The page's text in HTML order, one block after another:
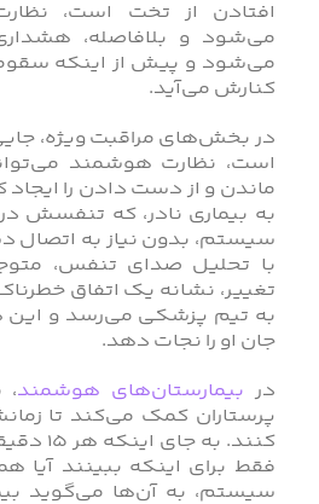
افتادن از تخت است،
می‌شود و بلافاصله،
می‌شود و پیش از اینکه سقوط
کنارش می‌آید.
در بخش‌های مراقبت ویژه،
است، نظارت هوشمند
ماندن و از دست دادن را
به بیماری نادر، که تنفسش
سیستم، بدون نیاز به اتصال
با تحلیل صدای تنفس،
تغییر، نشانه یک اتفاق
به تیم پزشکی می‌رسد و
جان او را نجات دهد.
در بیمارستان‌های هوشمند
پرستاران کمک می‌کند تا
کنند. به
فقط برای اینکه ببینند